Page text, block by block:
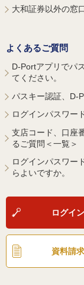
大和証券以外の窓
よくあるご質問
D-Portアプリでパ
てください。
パスキー認証、D-
ログインパスワー
支店コード、口座
るご質問＜一覧＞
ログインパスワー
らよいですか。
ログイン
資料請求